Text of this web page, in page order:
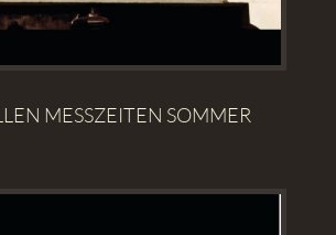
MESSZEITEN SOMMER